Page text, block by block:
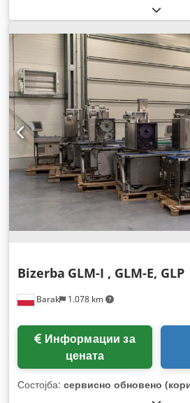
Barak 1.078 km
Bizerba GLM-I , GLM-E, GLP
цената
Состојба: сервисно обновено